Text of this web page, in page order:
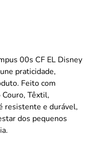
00s CF EL Disney
praticidade,
Feito com
Têxtil,
resistente e durável,
dos pequenos